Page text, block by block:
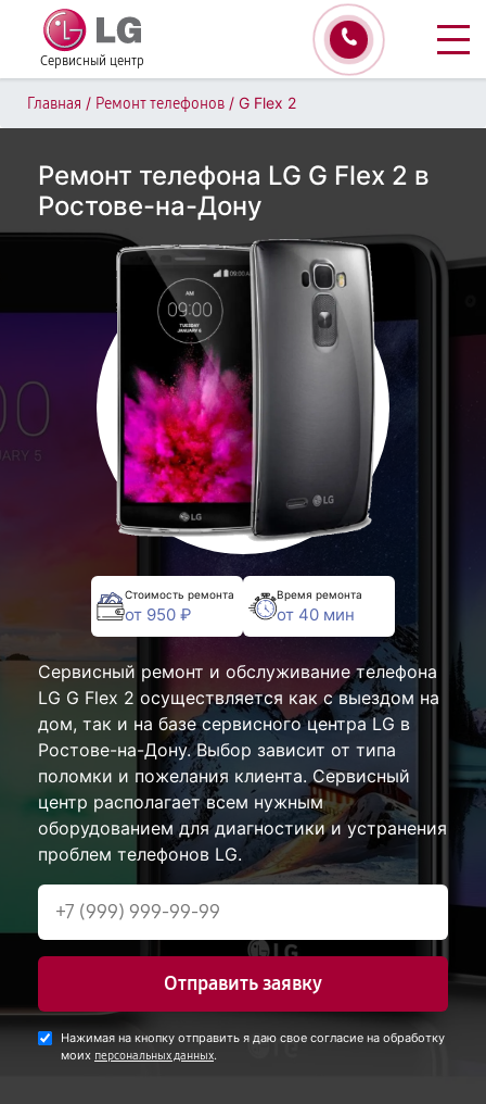
Сервисный центр
Главная / Ремонт телефонов / G Flex 2
Ремонт телефона LG G Flex 2 в
Ростове-на-Дону
Стоимость ремонта
от 950 ₽
Время ремонта
от 40 мин
Сервисный ремонт и обслуживание телефона
LG G Flex 2 осуществляется как с выездом на
дом, так и на базе сервисного центра LG в
Ростове-на-Дону. Выбор зависит от типа
поломки и пожелания клиента. Сервисный
центр располагает всем нужным
оборудованием для диагностики и устранения
проблем телефонов LG.
Отправить заявку
Нажимая на кнопку отправить я даю свое согласие на обработку
моих персональных данных.